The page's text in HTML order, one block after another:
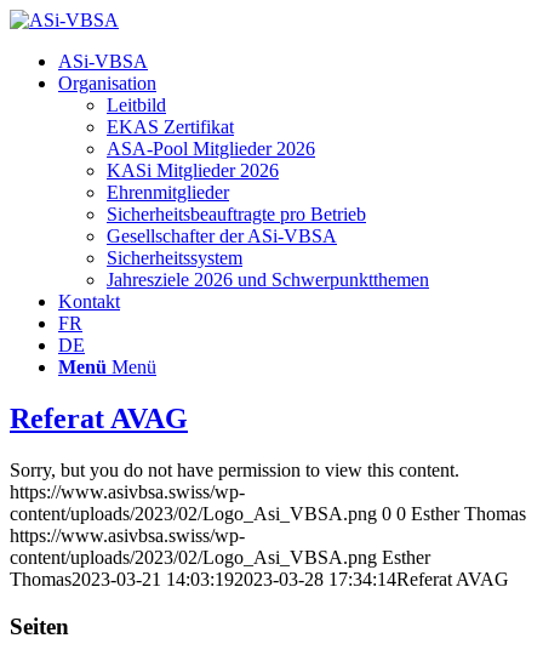
Hauptnavigation
ASi-VBSA
Organisation
Leitbild
EKAS Zertifikat
ASA-Pool Mitglieder 2026
KASi Mitglieder 2026
Ehrenmitglieder
Sicherheitsbeauftragte pro Betrieb
Gesellschafter der ASi-VBSA
Sicherheitssystem
Jahresziele 2026 und Schwerpunktthemen
Kontakt
FR
DE
Menü Menü
Referat AVAG
Sorry, but you do not have permission to view this content.
https://www.asivbsa.swiss/wp-
content/uploads/2023/02/Logo_Asi_VBSA.png 0 0 Esther Thomas
https://www.asivbsa.swiss/wp-
content/uploads/2023/02/Logo_Asi_VBSA.png Esther
Thomas2023-03-21 14:03:192023-03-28 17:34:14Referat AVAG
Seiten